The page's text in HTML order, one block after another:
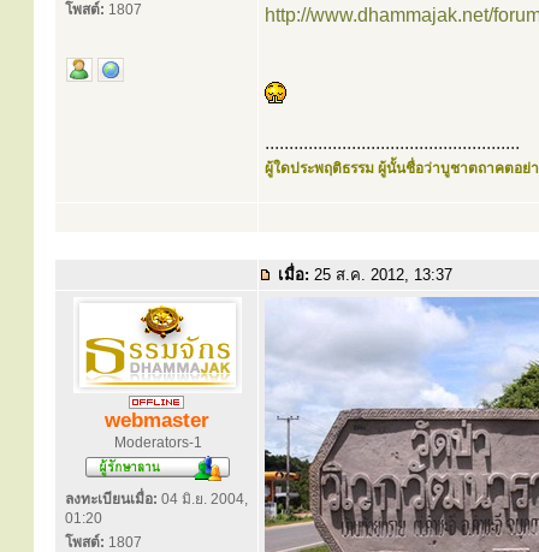
โพสต์: 1807
http://www.dhammajak.net/
.....................................................
ผู้ใดประพฤติธรรม ผู้นั้นชื่อว่าบูชาตถาคตอย่า
เมื่อ: 25 ส.ค. 2012, 13:37
webmaster
Moderators-1
ลงทะเบียนเมื่อ: 04 มิ.ย. 2004,
01:20
โพสต์: 1807